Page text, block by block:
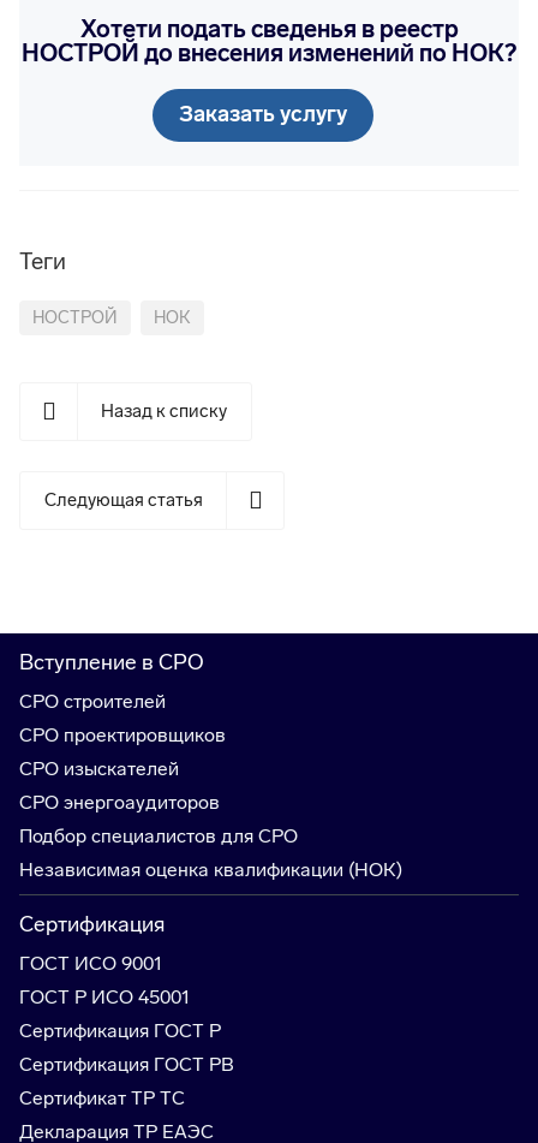
Хотети подать сведенья в реестр
НОСТРОЙ до внесения изменений по НОК?
Заказать услугу
Теги
НОСТРОЙ НОК
Назад к списку
Следующая статья
Вступление в СРО
СРО строителей
СРО проектировщиков
СРО изыскателей
СРО энергоаудиторов
Подбор специалистов для СРО
Независимая оценка квалификации (НОК)
Сертификация
ГОСТ ИСО 9001
ГОСТ Р ИСО 45001
Сертификация ГОСТ Р
Сертификация ГОСТ РВ
Сертификат ТР ТС
Декларация ТР ЕАЭС